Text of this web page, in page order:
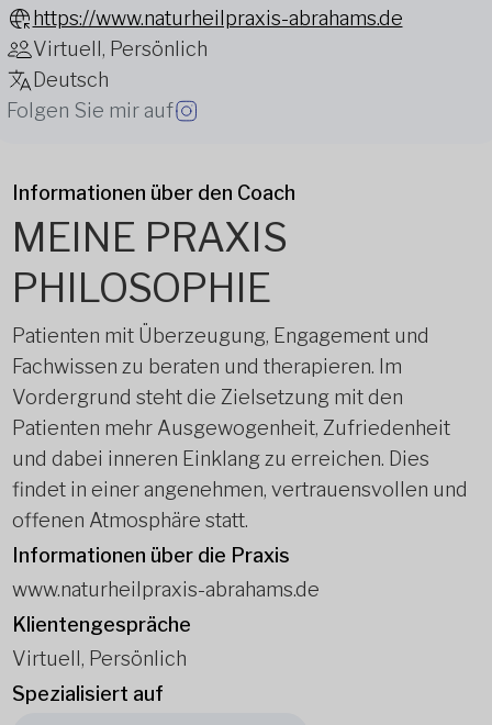
https://www.naturheilpraxis-abrahams.de
Virtuell, Persönlich
Deutsch
Folgen Sie mir auf
Informationen über den Coach
MEINE PRAXIS
PHILOSOPHIE
Patienten mit Überzeugung, Engagement und
Fachwissen zu beraten und therapieren. Im
Vordergrund steht die Zielsetzung mit den
Patienten mehr Ausgewogenheit, Zufriedenheit
und dabei inneren Einklang zu erreichen. Dies
findet in einer angenehmen, vertrauensvollen und
offenen Atmosphäre statt.
Informationen über die Praxis
www.naturheilpraxis-abrahams.de
Klientengespräche
Virtuell, Persönlich
Spezialisiert auf